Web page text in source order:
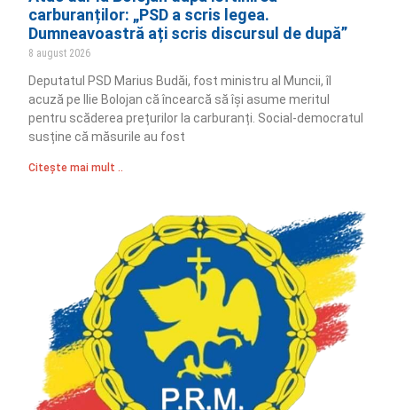
carburanților: „PSD a scris legea.
Dumneavoastră ați scris discursul de după”
8 august 2026
Deputatul PSD Marius Budăi, fost ministru al Muncii, îl
acuză pe Ilie Bolojan că încearcă să își asume meritul
pentru scăderea prețurilor la carburanți. Social-democratul
susține că măsurile au fost
Citește mai mult ..